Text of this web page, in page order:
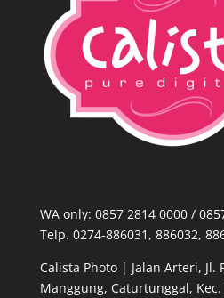
WA only: 0857 2814 0000‬ /
Telp. 0274-886031, 886032,
Calista Photo | Jalan Arteri, Jl.
Manggung, Caturtunggal,